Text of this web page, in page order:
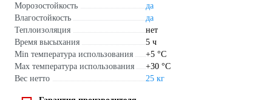
Морозостойкость
да
Влагостойкость
да
Теплоизоляция
нет
Время высыхания
5 ч
Min температура использования
+5 °С
Max температура использования
+30 °С
Вес нетто
25 кг